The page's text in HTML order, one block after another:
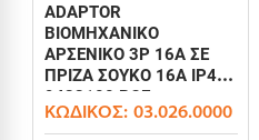
ADAPTOR
ΒΙΟΜΗΧΑΝΙΚΟ
ΑΡΣΕΝΙΚΟ 3P 16Α ΣΕ
ΠΡΙΖΑ ΣΟΥΚΟ 16A IP44
9433100 PCE
ΚΩΔΙΚΌΣ: 03.026.0000